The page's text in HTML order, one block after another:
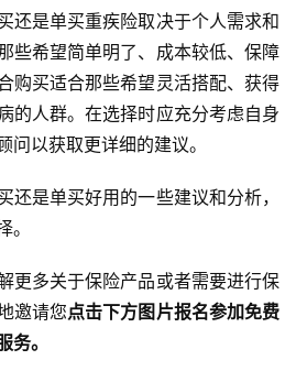
还是单买重疾险取决于个人需求和
些希望简单明了、成本较低、保障
购买适合那些希望灵活搭配、获得
的人群。在选择时应充分考虑自身
以获取更详细的建议。
还是单买好用的一些建议和分析，
更多关于保险产品或者需要进行保
邀请您点击下方图片报名参加免费
务。